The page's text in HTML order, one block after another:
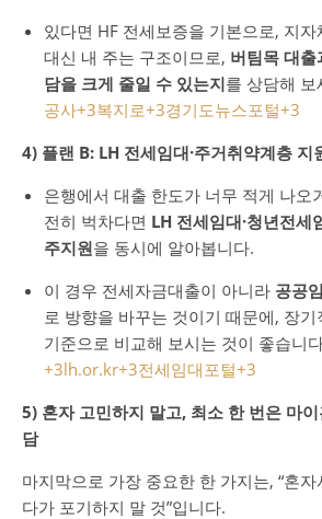
있다면 HF 전세보증을 기본으로, 지자
대신 내 주는 구조이므로, 버팀목 대
담을 크게 줄일 수 있는지를 상담해 보
공사+3복지로+3경기도뉴스포털+3
4) 플랜 B: LH 전세임대·주거취약계층 지
은행에서 대출 한도가 너무 적게 나오
전히 벅차다면 LH 전세임대·청년전세
주지원을 동시에 알아봅니다.
이 경우 전세자금대출이 아니라 공공
로 방향을 바꾸는 것이기 때문에, 장
기준으로 비교해 보시는 것이 좋습니
+3lh.or.kr+3전세임대포털+3
5) 혼자 고민하지 말고, 최소 한 번은 마
담
마지막으로 가장 중요한 한 가지는, “혼
다가 포기하지 말 것”입니다.